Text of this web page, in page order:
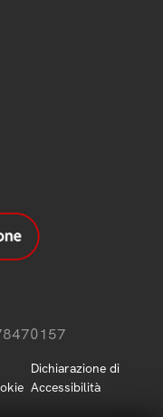
Dichiarazione di
Accessibilità